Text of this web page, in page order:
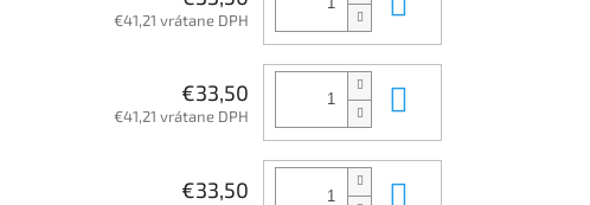
€41,21 vrátane DPH
€33,50
€41,21 vrátane DPH
€33,50